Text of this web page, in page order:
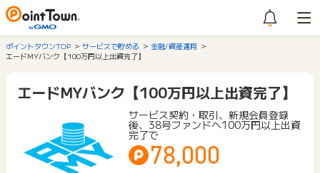
ポイントタウンTOP サービスで貯める
金融/資産運用
エードMYバンク【100万円以上出資完了】
エードMYバンク【100万円以上出資完了】
サービス契約・取引、新規会員登録
後、38号ファンドへ100万円以上出資
完了で
78,000